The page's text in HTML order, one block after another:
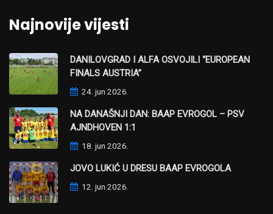
Najnovije vijesti
DANILOVGRAD I ALFA OSVOJILI “EUROPEAN
FINALS AUSTRIA”
24. jun 2026.
NA DANAŠNJI DAN: BAAP EVROGOL – PSV
AJNDHOVEN 1:1
18. jun 2026.
JOVO LUKIĆ U DRESU BAAP EVROGOLA
12. jun 2026.